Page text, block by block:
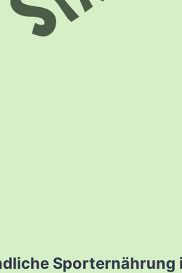
Sporternährung